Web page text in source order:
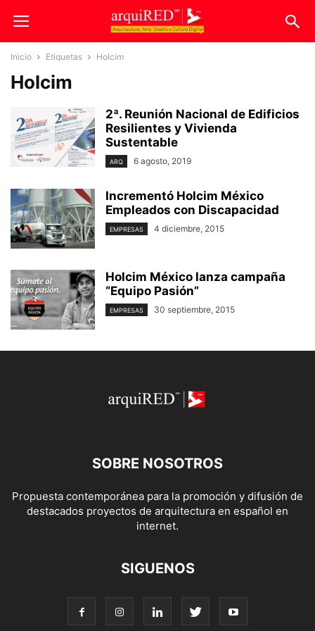
Inicio Etiquetas Holcim
Holcim
2ª. Reunión Nacional de Edificios
Resilientes y Vivienda
Sustentable
ARQ 6 agosto, 2019
Incrementó Holcim México
Empleados con Discapacidad
EMPRESAS 4 diciembre, 2015
Holcim México lanza campaña
“Equipo Pasión”
EMPRESAS 30 septiembre, 2015
SOBRE NOSOTROS
Propuesta contemporánea para la promoción y difusión de
destacados proyectos de arquitectura en español en
internet.
SIGUENOS